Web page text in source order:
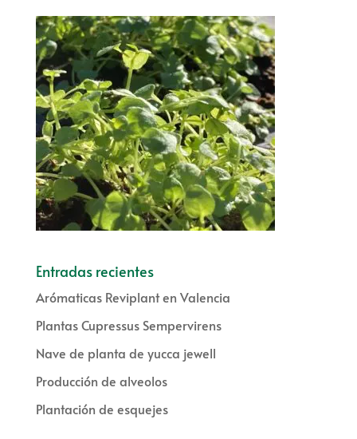
Entradas recientes
Arómaticas Reviplant en Valencia
Plantas Cupressus Sempervirens
Nave de planta de yucca jewell
Producción de alveolos
Plantación de esquejes